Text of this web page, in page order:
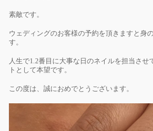
素敵です。
ウェディングのお客様の予約を頂きますと身
す。
人生で1.2番目に大事な日のネイルを担当させ
トとして本望です。
この度は、誠におめでとうございます。